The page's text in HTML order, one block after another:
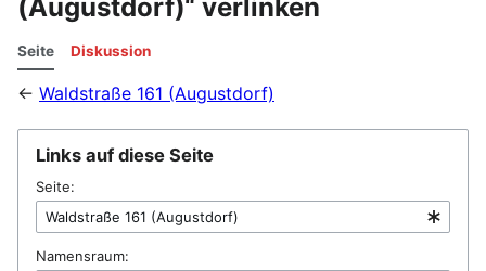
(Augustdorf)“ verlinken
Seite Diskussion
← Waldstraße 161 (Augustdorf)
Links auf diese Seite
Seite:
Namensraum: